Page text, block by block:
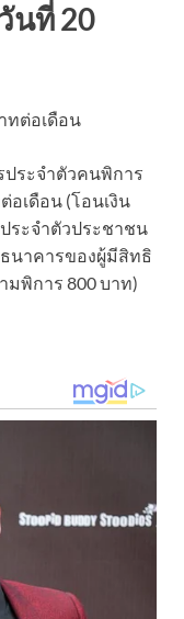
นที่ 20
ทต่อเดือน
ระจำตัวคนพิการ
อเดือน (โอนเงิน
ระจำตัวประชาชน
นาคารของผู้มีสิทธิ
มพิการ 800 บาท)